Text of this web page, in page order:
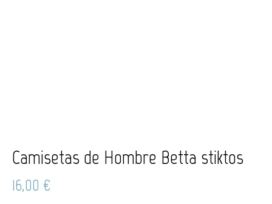
Camisetas de Hombre Betta stiktos
16,00 €